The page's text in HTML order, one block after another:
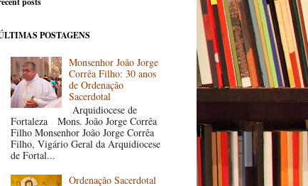
POSTAGENS
Monsenhor João Jorge
Corrêa Filho: 30 anos
de Ordenação
Sacerdotal
Arquidiocese de
Fortaleza Mons. João Jorge Corrêa
Filho Monsenhor João Jorge Corrêa
Filho, Vigário Geral da Arquidiocese
de Fortal...
Ordenação Sacerdotal